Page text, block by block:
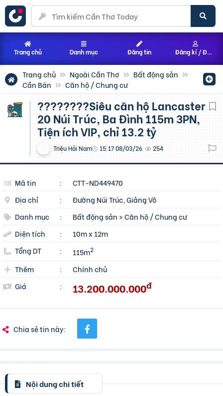
Trang chủ Ngoài Cần Thơ
Bất động sản
Cần Bán
Căn hộ / Chung cư
????????Siêu căn hộ Lancaster
20 Núi Trúc, Ba Đình 115m 3PN,
Tiện ích VIP, chỉ 13.2 tỷ
Triệu Hải Nam 15:17 08/03/26 254
Mã tin :
CTT-ND449470
Địa chỉ
:
Đường Núi Trúc, Giảng Võ
Danh mục
: Bất động sản >Căn hộ / Chung cư
Diện tích
:
10m x 12m
Tổng DT
: 115m2
Thêm :
Chính chủ
Giá
: 13.200.000.000đ
Chia sẻ tin này:
Nội dung chi tiết
Trang chủ Danh mục Đăng tin Đăng kí / Đăng nhập